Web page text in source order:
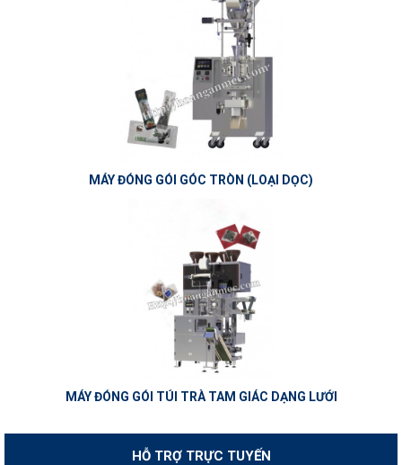
MÁY ĐÓNG GÓI GÓC TRÒN (LOẠI DỌC)
MÁY ĐÓNG GÓI TÚI TRÀ TAM GIÁC DẠNG LƯỚI
HỖ TRỢ TRỰC TUYẾN